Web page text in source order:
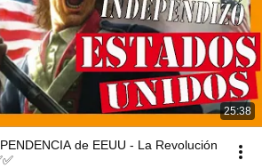
25:38
de EEUU - La Revolución